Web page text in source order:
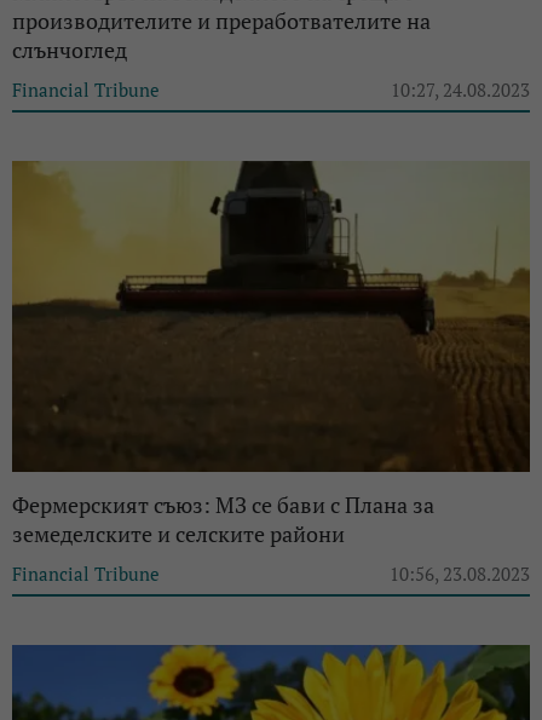
производителите и преработвателите на
слънчоглед
Financial Tribune 10:27, 24.08.2023
Фермерският съюз: МЗ се бави с Плана за
земеделските и селските райони
Financial Tribune 10:56, 23.08.2023